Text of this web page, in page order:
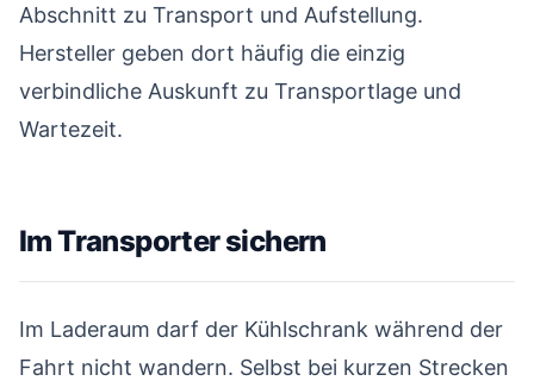
Abschnitt zu Transport und Aufstellung.
Hersteller geben dort häufig die einzig
verbindliche Auskunft zu Transportlage und
Wartezeit.
Im Transporter sichern
Im Laderaum darf der Kühlschrank während der
Fahrt nicht wandern. Selbst bei kurzen Strecken